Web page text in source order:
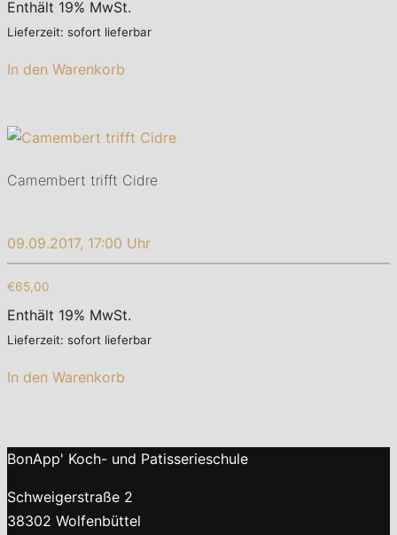
Enthält 19% MwSt.
Lieferzeit: sofort lieferbar
In den Warenkorb
Camembert trifft Cidre
09.09.2017, 17:00 Uhr
€65,00
Enthält 19% MwSt.
Lieferzeit: sofort lieferbar
In den Warenkorb
BonApp' Koch- und Patisserieschule
Schweigerstraße 2
38302 Wolfenbüttel